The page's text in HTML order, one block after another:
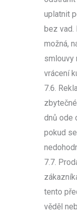
uplatnit
bez vad.
možná,
smlouvy
vrácení
7.6.
dnů ode
pokud
7.7.
tento
věděl